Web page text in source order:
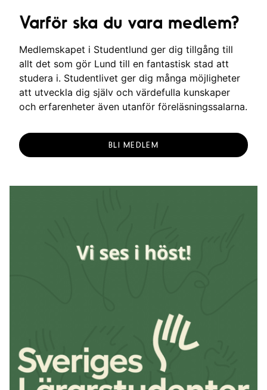
Varför ska du vara medlem?
Medlemskapet i Studentlund ger dig tillgång till
allt det som gör Lund till en fantastisk stad att
studera i. Studentlivet ger dig många möjligheter
att utveckla dig själv och värdefulla kunskaper
och erfarenheter även utanför föreläsningssalarna.
BLI MEDLEM